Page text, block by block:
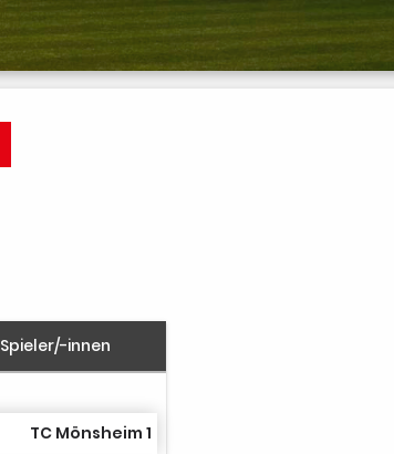
Spieler/-innen
TC Mönsheim 1